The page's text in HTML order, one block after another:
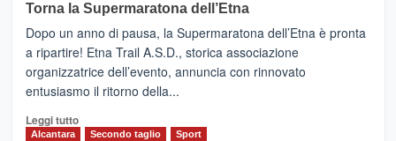
BROOKS
SuperMaratona
dell’Etna,
presentata
l’edizione
2026
Torna la Supermaratona dell’Etna
Dopo un anno di pausa, la Supermaratona dell’Etna è pronta
a ripartire! Etna Trail A.S.D., storica associazione
organizzatrice dell’evento, annuncia con rinnovato
entusiasmo il ritorno della...
Leggi tuttoLeggi
Alcantara Secondo taglio Sport